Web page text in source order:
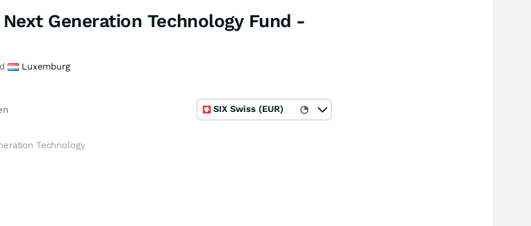
Generation Technology Fund -
Luxemburg
SIX Swiss (EUR)
Technology